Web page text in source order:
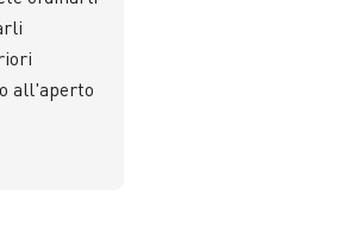
all'aperto